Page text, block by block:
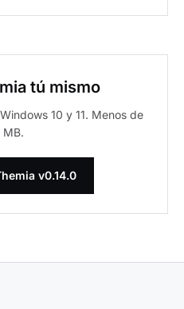
tú mismo
10 y 11. Menos de
MB.
v0.14.0